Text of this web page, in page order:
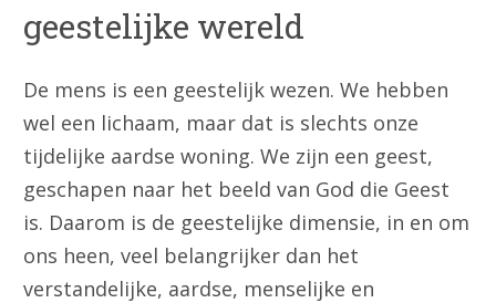
geestelijke wereld
De mens is een geestelijk wezen. We hebben
wel een lichaam, maar dat is slechts onze
tijdelijke aardse woning. We zijn een geest,
geschapen naar het beeld van God die Geest
is. Daarom is de geestelijke dimensie, in en om
ons heen, veel belangrijker dan het
verstandelijke, aardse, menselijke en